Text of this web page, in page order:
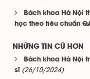
Bách khoa Hà Nội
học theo tiêu chuẩn
NHỮNG TIN CŨ HƠN
Bách khoa Hà Nội
sĩ
(26/10/2024)